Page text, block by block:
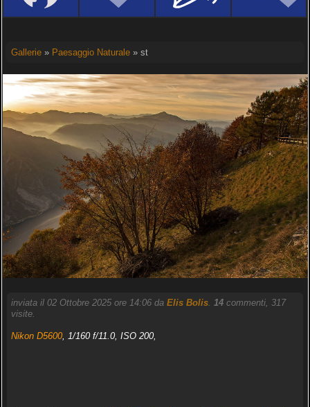
Gallerie» Paesaggio Naturale» st
inviata il 02 Ottobre 2025 ore 14:06 da Elis Bolis. 14commenti, 317
visite.
Nikon D5600, 1/160 f/11.0, ISO 200,